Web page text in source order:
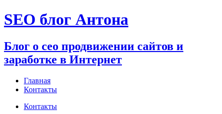
Перейти
к
SEO блог Антона
Блог о сео продвижении сайтов и
заработке в Интернет
Главная
Контакты
Контакты